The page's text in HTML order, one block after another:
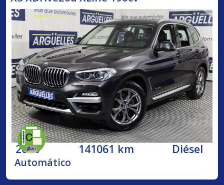
2018 141061 km Diésel
Automático